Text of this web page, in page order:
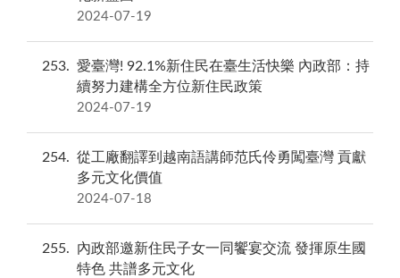
2024-07-19
253
愛臺灣! 92.1%新住民在臺生活快樂 內政部：持
續努力建構全方位新住民政策
2024-07-19
254
從工廠翻譯到越南語講師范氏伶勇闖臺灣 貢獻
多元文化價值
2024-07-18
255
內政部邀新住民子女一同饗宴交流 發揮原生國
特色 共譜多元文化